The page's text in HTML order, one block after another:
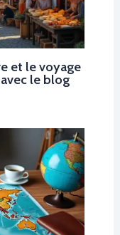
et le voyage
le blog